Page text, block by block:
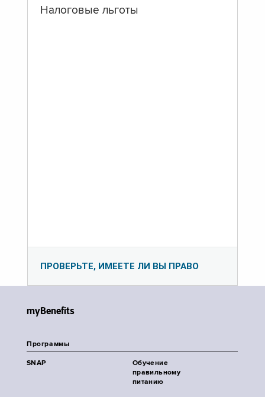
Налоговые льготы
ПРОВЕРЬТЕ, ИМЕЕТЕ ЛИ ВЫ ПРАВО
myBenefits
Программы
SNAP
Обучение
правильному
питанию